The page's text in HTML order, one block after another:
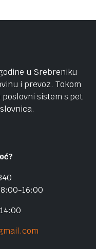
u Srebreniku
i prevoz. Tokom
sistem s pet
16:00